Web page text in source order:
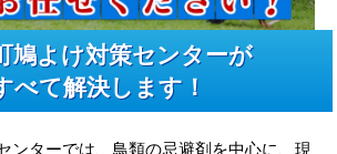
鳩よけ対策センターが
べて解決します！
ンターでは、鳥類の忌避剤を中心に、現